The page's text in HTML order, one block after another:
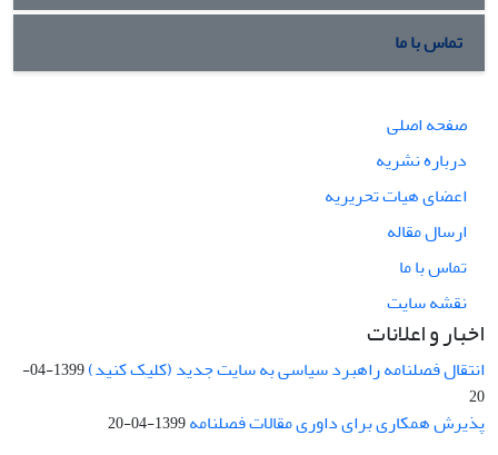
تماس با ما
صفحه اصلی
درباره نشریه
اعضای هیات تحریریه
ارسال مقاله
تماس با ما
نقشه سایت
اخبار و اعلانات
انتقال فصلنامه راهبرد سیاسی به سایت جدید (کلیک کنید)
1399-04-
20
پذیرش همکاری برای داوری مقالات فصلنامه1399-04-20